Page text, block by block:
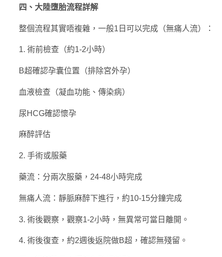
四、大陸墮胎流程詳解
整個流程其實唔複雜，一般1日可以完成（無痛人流）：
1. 術前檢查（約1-2小時）
B超確認孕囊位置（排除宮外孕）
血液檢查（凝血功能、傳染病）
尿HCG確認懷孕
麻醉評估
2. 手術或服藥
藥流：分兩次服藥，24-48小時完成
無痛人流：靜脈麻醉下進行，約10-15分鐘完成
3. 術後觀察，觀察1-2小時，無異常可當日離開。
4. 術後復查，約2週後返院做B超，確認無殘留。